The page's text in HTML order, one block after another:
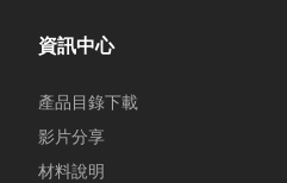
資訊中心
產品目錄下載
影片分享
材料說明